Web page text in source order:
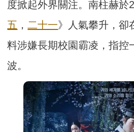
度掀起外界關注。南柱赫於
五 ，二十一》人氣攀升，卻
料涉嫌長期校園霸凌，指控
波。